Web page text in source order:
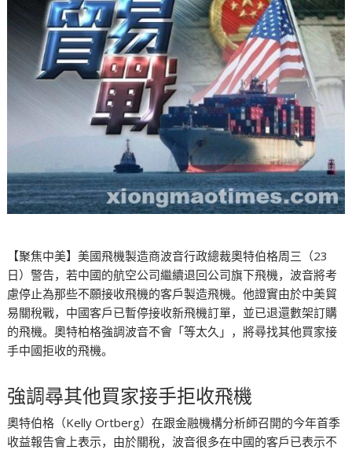
【聚焦中美】美國飛機製造商波音行政總裁奧特伯格周三（23
日）警告，若中國的航空公司繼續退回公司旗下飛機，波音將考
慮停止為那些不願接收飛機的客戶製造飛機。他證實由於中美貿
易關稅戰，中國客戶已暫停接收新飛機訂單，並已退還數架訂購
的飛機。奧特柏格強調波音不會「等太久」，將尋找其他買家接
手中國拒收的飛機。
強調尋其他買家接手拒收飛機
奧特伯格（Kelly Ortberg）在跟金融機構分析師召開的今年首季
收益報告會上表示，由於關稅，波音很多在中國的客戶已表示不